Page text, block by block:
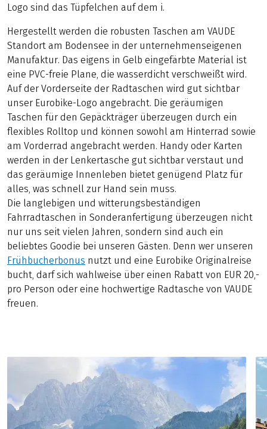
Logo sind das Tüpfelchen auf dem i.
Hergestellt werden die robusten Taschen am VAUDE
Standort am Bodensee in der unternehmenseigenen
Manufaktur. Das eigens in Gelb eingefärbte Material ist
eine PVC-freie Plane, die wasserdicht verschweißt wird.
Auf der Vorderseite der Radtaschen wird gut sichtbar
unser Eurobike-Logo angebracht. Die geräumigen
Taschen für den Gepäckträger überzeugen durch ein
flexibles Rolltop und können sowohl am Hinterrad sowie
am Vorderrad angebracht werden. Handy oder Karten
werden in der Lenkertasche gut sichtbar verstaut und
das geräumige Innenleben bietet genügend Platz für
alles, was schnell zur Hand sein muss.
Die langlebigen und witterungsbeständigen
Fahrradtaschen in Sonderanfertigung überzeugen nicht
nur uns seit vielen Jahren, sondern sind auch ein
beliebtes Goodie bei unseren Gästen. Denn wer unseren
Frühbucherbonus nutzt und eine Eurobike Originalreise
bucht, darf sich wahlweise über einen Rabatt von EUR 20,-
pro Person oder eine hochwertige Radtasche von VAUDE
freuen.